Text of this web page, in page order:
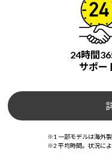
24時間
サポー
※1 一部モデルは海外製
※2 平均時間。状況によ